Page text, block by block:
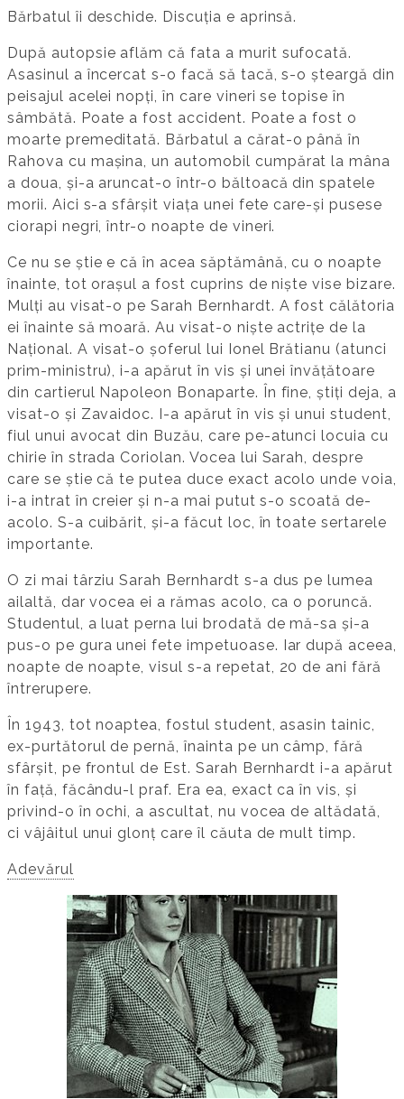
Bărbatul îi deschide. Discuția e aprinsă.
După autopsie aflăm că fata a murit sufocată.
Asasinul a încercat s-o facă să tacă, s-o șteargă din
peisajul acelei nopți, în care vineri se topise în
sâmbătă. Poate a fost accident. Poate a fost o
moarte premeditată. Bărbatul a cărat-o până în
Rahova cu mașina, un automobil cumpărat la mâna
a doua, și-a aruncat-o într-o băltoacă din spatele
morii. Aici s-a sfârșit viața unei fete care-și pusese
ciorapi negri, într-o noapte de vineri.
Ce nu se știe e că în acea săptămână, cu o noapte
înainte, tot orașul a fost cuprins de niște vise bizare.
Mulți au visat-o pe Sarah Bernhardt. A fost călătoria
ei înainte să moară. Au visat-o niște actrițe de la
Național. A visat-o șoferul lui Ionel Brătianu (atunci
prim-ministru), i-a apărut în vis și unei învățătoare
din cartierul Napoleon Bonaparte. În fine, știți deja, a
visat-o și Zavaidoc. I-a apărut în vis și unui student,
fiul unui avocat din Buzău, care pe-atunci locuia cu
chirie în strada Coriolan. Vocea lui Sarah, despre
care se știe că te putea duce exact acolo unde voia,
i-a intrat în creier și n-a mai putut s-o scoată de-
acolo. S-a cuibărit, și-a făcut loc, în toate sertarele
importante.
O zi mai târziu Sarah Bernhardt s-a dus pe lumea
ailaltă, dar vocea ei a rămas acolo, ca o poruncă.
Studentul, a luat perna lui brodată de mă-sa și-a
pus-o pe gura unei fete impetuoase. Iar după aceea,
noapte de noapte, visul s-a repetat, 20 de ani fără
întrerupere.
În 1943, tot noaptea, fostul student, asasin tainic,
ex-purtătorul de pernă, înainta pe un câmp, fără
sfârșit, pe frontul de Est. Sarah Bernhardt i-a apărut
în față, făcându-l praf. Era ea, exact ca în vis, și
privind-o în ochi, a ascultat, nu vocea de altădată,
ci vâjâitul unui glonț care îl căuta de mult timp.
Adevărul